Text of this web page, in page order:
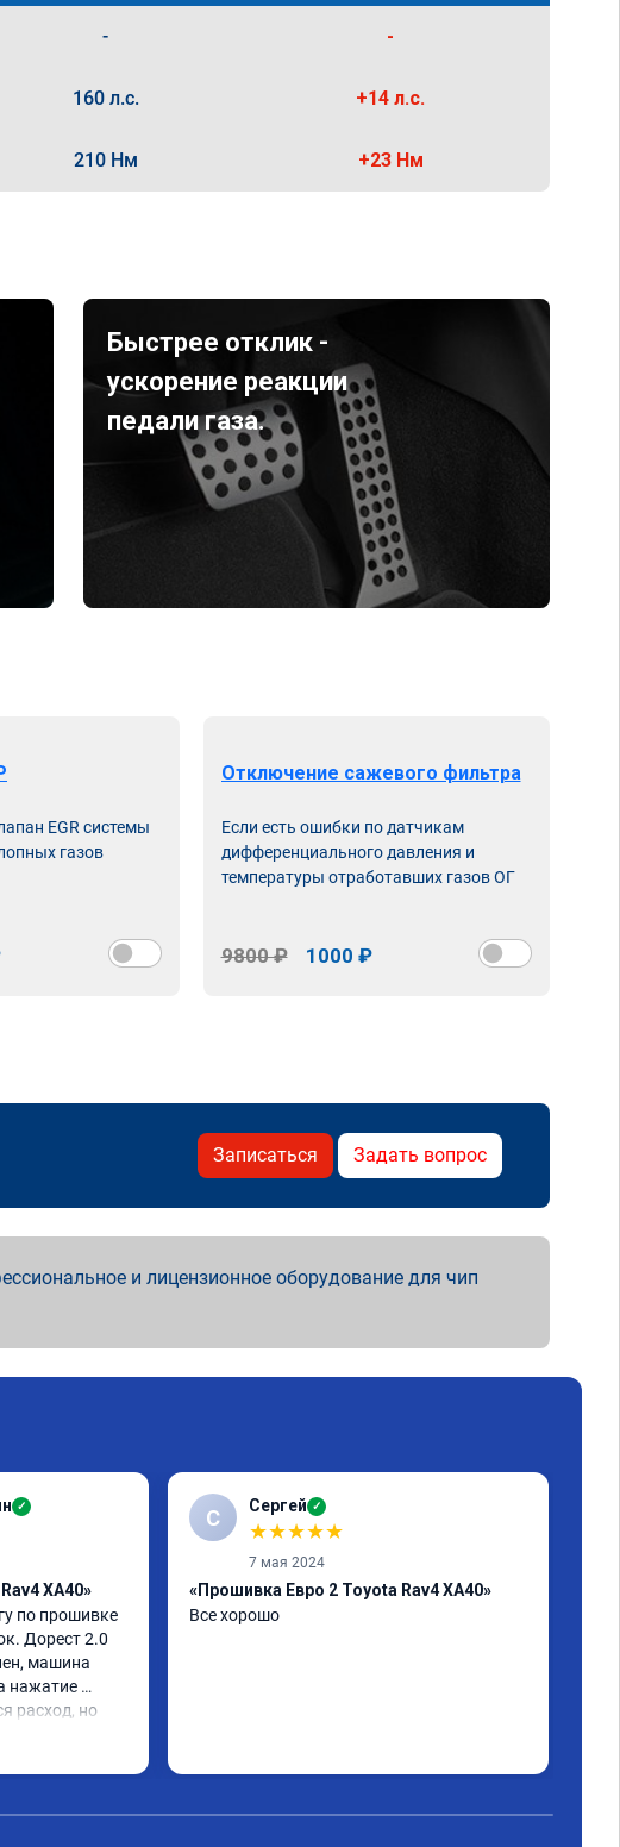
- -
160 л.с. +14 л.с.
210 Нм +23 Нм
Быстрее отклик -
ускорение реакции
педали газа.
EGR системы
газов
Отключение сажевого фильтра
Если есть ошибки по датчикам
дифференциального давления и
температуры отработавших газов ОГ
9800 ₽ 1000 ₽
Записаться Задать вопрос
и лицензионное оборудование для чип
✓
XA40»
по прошивке
Дорест 2.0
машина
нажатие
расход, но
то, чего ей
С Сергей ✓
★★★★★
7 мая 2024
«Прошивка Евро 2 Toyota Rav4 XA40»
Все хорошо